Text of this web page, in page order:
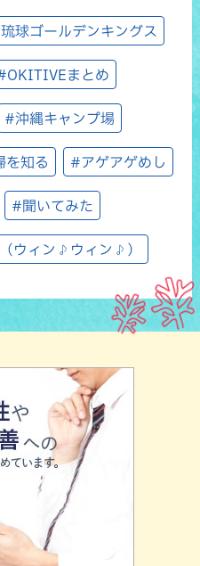
球ゴールデンキングス
まとめ
#沖縄キャンプ場
を知る #アゲアゲめし
#聞いてみた
ウィン♪ウィン♪）